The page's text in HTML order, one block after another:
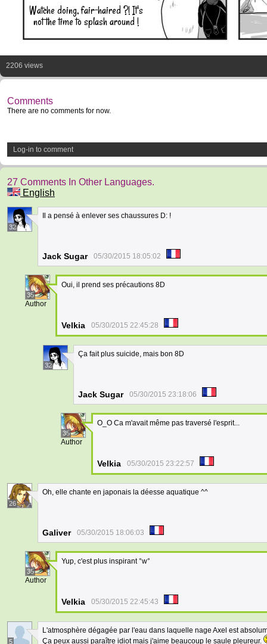
Watche doing, fair-haired ?! It's
not the time to splash around !
2206 views
Comments
There are no comments for now.
Log-in to comment
27 Comments In Other Languages.
English
32
Il a pensé à enlever ses chaussures D: !
Jack Sugar 05/30/2015 18:05:02
35
Author
Oui, il prend ses précautions 8D
Velkia 05/30/2015 22:45:28
32
Ça fait plus suicide, mais bon 8D
Jack Sugar 05/30/2015 23:18:06
35
Author
O_O Ca m'avait même pas traversé l'esprit...
Velkia 05/30/2015 23:22:57
26
Oh, elle chante en japonais la déesse aquatique ^^
Galiver 05/30/2015 18:06:03
35
Author
Yup, c'est plus inspirant °w°
Velkia 05/30/2015 22:45:43
5
L'atmosphère dégagée par l'eau dans laquelle nage Axel est
Ça peux aussi paraître idiot mais j'aime beaucoup le saule pleureur.